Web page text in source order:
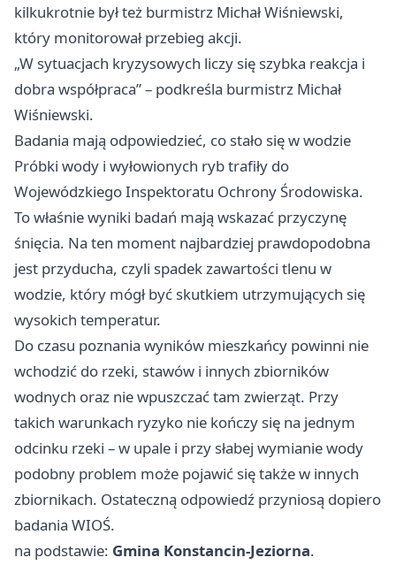
kilkukrotnie był też burmistrz Michał Wiśniewski,
który monitorował przebieg akcji.
„W sytuacjach kryzysowych liczy się szybka reakcja i
dobra współpraca” – podkreśla burmistrz Michał
Wiśniewski.
Badania mają odpowiedzieć, co stało się w wodzie
Próbki wody i wyłowionych ryb trafiły do
Wojewódzkiego Inspektoratu Ochrony Środowiska.
To właśnie wyniki badań mają wskazać przyczynę
śnięcia. Na ten moment najbardziej prawdopodobna
jest przyducha, czyli spadek zawartości tlenu w
wodzie, który mógł być skutkiem utrzymujących się
wysokich temperatur.
Do czasu poznania wyników mieszkańcy powinni nie
wchodzić do rzeki, stawów i innych zbiorników
wodnych oraz nie wpuszczać tam zwierząt. Przy
takich warunkach ryzyko nie kończy się na jednym
odcinku rzeki – w upale i przy słabej wymianie wody
podobny problem może pojawić się także w innych
zbiornikach. Ostateczną odpowiedź przyniosą dopiero
badania WIOŚ.
na podstawie: Gmina Konstancin-Jeziorna.